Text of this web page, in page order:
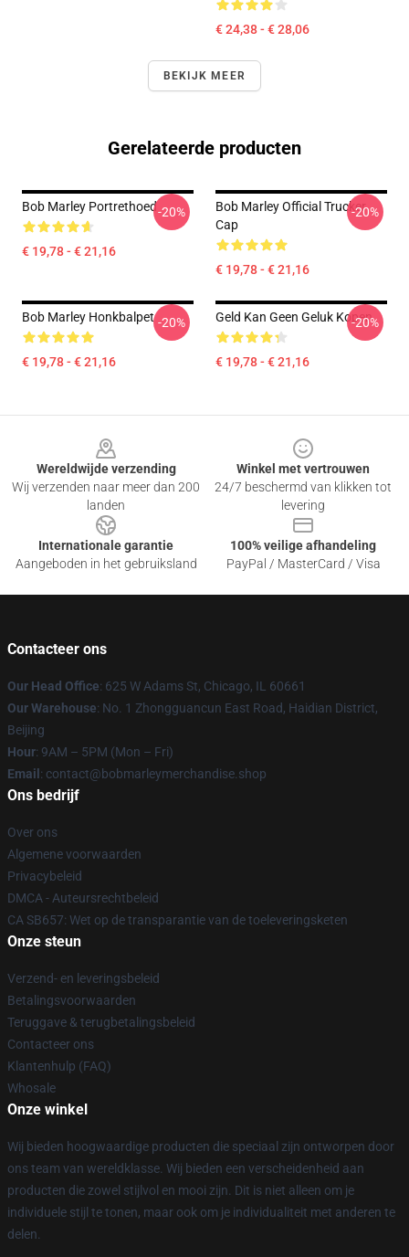
€ 24,38 - € 28,06
BEKIJK MEER
Gerelateerde producten
Bob Marley Portrethoed
€ 19,78 - € 21,16
-20%
Bob Marley Official Trucker
Cap
€ 19,78 - € 21,16
-20%
Bob Marley Honkbalpet
€ 19,78 - € 21,16
-20% Geld Kan Geen Geluk Kopen
€ 19,78 - € 21,16
-20%
Wereldwijde verzending
Wij verzenden naar meer dan 200
landen
Winkel met vertrouwen
24/7 beschermd van klikken tot
levering
Internationale garantie
Aangeboden in het gebruiksland
100% veilige afhandeling
PayPal / MasterCard / Visa
Contacteer ons
Our Head Office: 625 W Adams St, Chicago, IL 60661
Our Warehouse: No. 1 Zhongguancun East Road, Haidian District,
Beijing
Hour: 9AM – 5PM (Mon – Fri)
Email : contact@bobmarleymerchandise.shop
Ons bedrijf
Over ons
Algemene voorwaarden
Privacybeleid
DMCA - Auteursrechtbeleid
CA SB657: Wet op de transparantie van de toeleveringsketen
Onze steun
Verzend- en leveringsbeleid
Betalingsvoorwaarden
Teruggave & terugbetalingsbeleid
Contacteer ons
Klantenhulp (FAQ)
Whosale
Onze winkel
Wij bieden hoogwaardige producten die speciaal zijn ontworpen door
ons team van wereldklasse. Wij bieden een verscheidenheid aan
producten die zowel stijlvol en mooi zijn. Dit is niet alleen om je
individuele stijl te tonen, maar ook om je individualiteit met anderen te
delen.